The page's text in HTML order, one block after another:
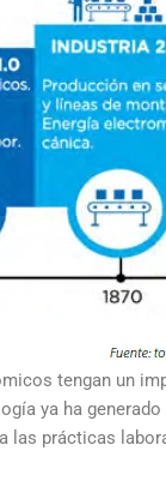
tengan un
ya ha
las prácticas